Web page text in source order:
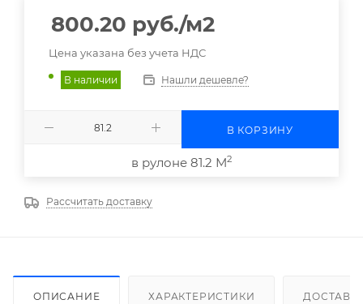
800.20 руб./м2
Цена указана без учета НДС
В наличии Нашли дешевле?
В КОРЗИНУ
в рулоне 81.2 М2
Рассчитать доставку
ОПИСАНИЕ ХАРАКТЕРИСТИКИ